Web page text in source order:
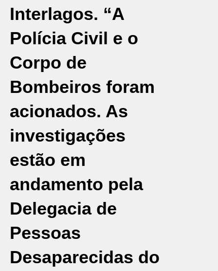
Interlagos. “A
Polícia Civil e o
Corpo de
Bombeiros foram
acionados. As
investigações
estão em
andamento pela
Delegacia de
Pessoas
Desaparecidas do